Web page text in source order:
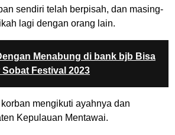
sendiri telah berpisah, dan masing-
lagi dengan orang lain.
Menabung di bank bjb Bisa
Festival 2023
mengikuti ayahnya dan
Kepulauan Mentawai.